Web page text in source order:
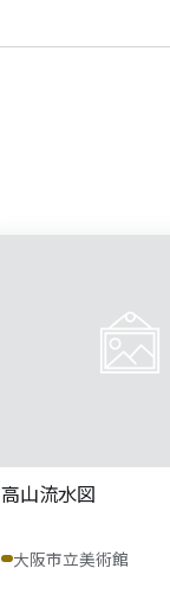
高山流水図
大阪市立美術館